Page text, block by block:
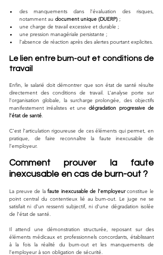
des manquements dans l’évaluation des risques,
notamment au document unique (DUERP) ;
une charge de travail excessive et durable ;
une pression managériale persistante ;
l’absence de réaction après des alertes pourtant explicites.
Le lien entre burn-out et conditions de
travail
Enfin, le salarié doit démontrer que son état de santé résulte
directement des conditions de travail. L’analyse porte sur
l’organisation globale, la surcharge prolongée, des objectifs
manifestement irréalistes et une dégradation progressive de
l’état de santé.
C’est l’articulation rigoureuse de ces éléments qui permet, en
pratique, de faire reconnaître la faute inexcusable de
l’employeur.
Comment prouver la faute
inexcusable en cas de burn-out ?
La preuve de la faute inexcusable de l’employeur constitue le
point central du contentieux lié au burn-out. Le juge ne se
satisfait ni d’un ressenti subjectif, ni d’une dégradation isolée
de l’état de santé.
Il attend une démonstration structurée, reposant sur des
éléments médicaux et professionnels concordants, établissant
à la fois la réalité du burn-out et les manquements de
l’employeur à son obligation de sécurité.